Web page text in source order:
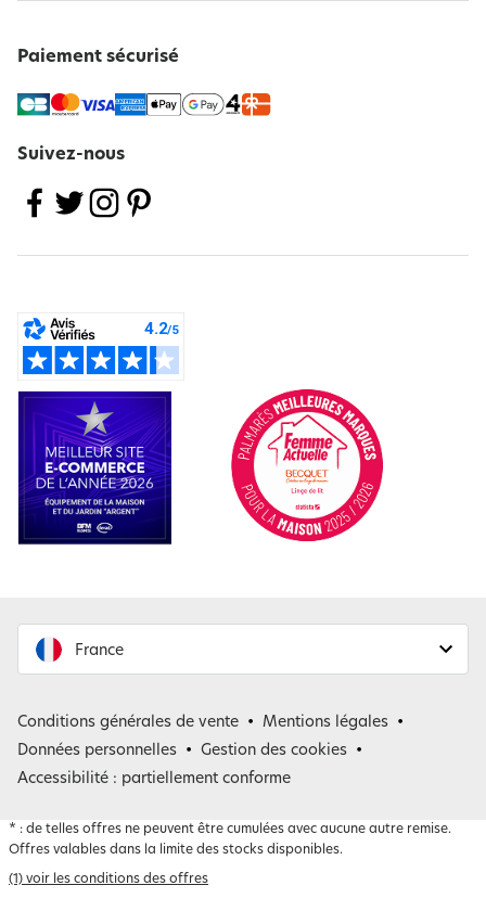
Paiement sécurisé
Suivez-nous
France
Belgique
Conditions générales de vente
Mentions légales
Données personnelles
Gestion des cookies
Accessibilité : partiellement conforme
* : de telles offres ne peuvent être cumulées avec aucune autre remise.
Offres valables dans la limite des stocks disponibles.
(1) voir les conditions des offres